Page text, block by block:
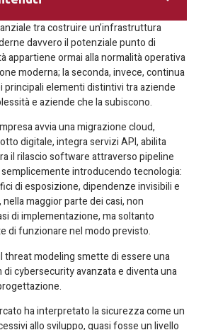
tra costruire un’infrastruttura
davvero il potenziale punto di
appartiene ormai alla normalità operativa
moderna; la seconda, invece, continua
principali elementi distintivi tra aziende
e aziende che la subiscono.
avvia una migrazione cloud,
digitale, integra servizi API, abilita
il rilascio software attraverso pipeline
introducendo tecnologia:
di esposizione, dipendenze invisibili e
maggior parte dei casi, non
di implementazione, ma soltanto
di funzionare nel modo previsto.
threat modeling smette di essere una
di cybersecurity avanzata e diventa una
ha interpretato la sicurezza come un
allo sviluppo, quasi fosse un livello